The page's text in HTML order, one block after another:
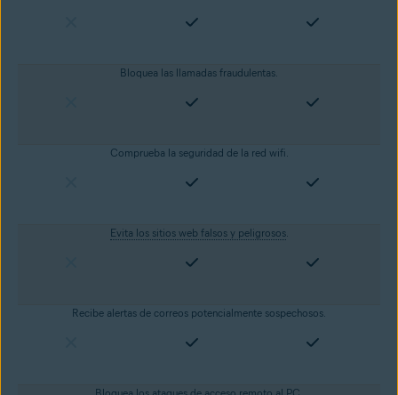
Bloquea las llamadas fraudulentas.
Comprueba la seguridad de la red wifi.
Evita los sitios web falsos y peligrosos.
Recibe alertas de correos potencialmente sospechosos.